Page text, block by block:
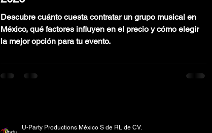
Descubre cuánto cuesta contratar un grupo musical en
México, qué factores influyen en el precio y cómo elegir
la mejor opción para tu evento.
U-Party Productions México S de RL de CV.